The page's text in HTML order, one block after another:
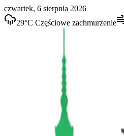
czwartek, 6 sierpnia 2026
29°C Częściowe zachmurzenie